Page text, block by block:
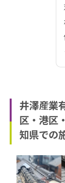
井澤産業
区・港区
知県での